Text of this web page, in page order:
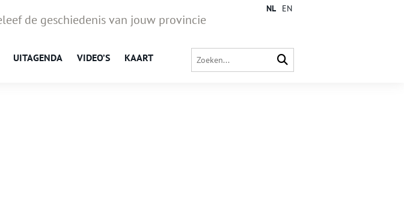
de geschiedenis van jouw provincie
UITAGENDA VIDEO’S KAART
NL EN